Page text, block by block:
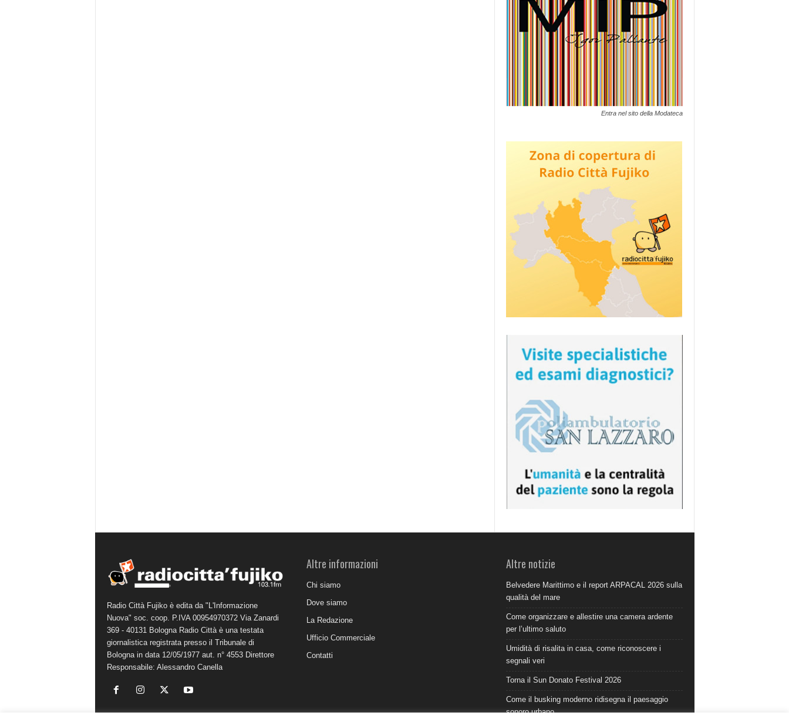
Entra nel sito della Modateca
Radio Città Fujiko è edita da "L'Informazione
Nuova" soc. coop. P.IVA 00954970372 Via Zanardi
369 - 40131 Bologna Radio Città è una testata
giornalistica registrata presso il Tribunale di
Bologna in data 12/05/1977 aut. n° 4553 Direttore
Responsabile: Alessandro Canella
Altre informazioni
Chi siamo
Dove siamo
La Redazione
Ufficio Commerciale
Contatti
Altre notizie
Belvedere Marittimo e il report ARPACAL 2026 sulla
qualità del mare
Come organizzare e allestire una camera ardente
per l’ultimo saluto
Umidità di risalita in casa, come riconoscere i
segnali veri
Torna il Sun Donato Festival 2026
Come il busking moderno ridisegna il paesaggio
sonoro urbano